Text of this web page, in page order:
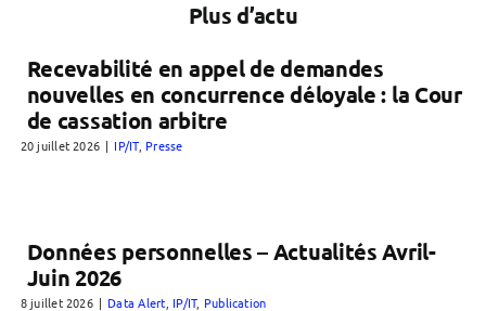
Plus d’actu
Recevabilité en appel de demandes
nouvelles en concurrence déloyale : la Cour
de cassation arbitre
20 juillet 2026 | IP/IT, Presse
Données personnelles – Actualités Avril-
Juin 2026
8 juillet 2026 | Data Alert IP/IT, Publication